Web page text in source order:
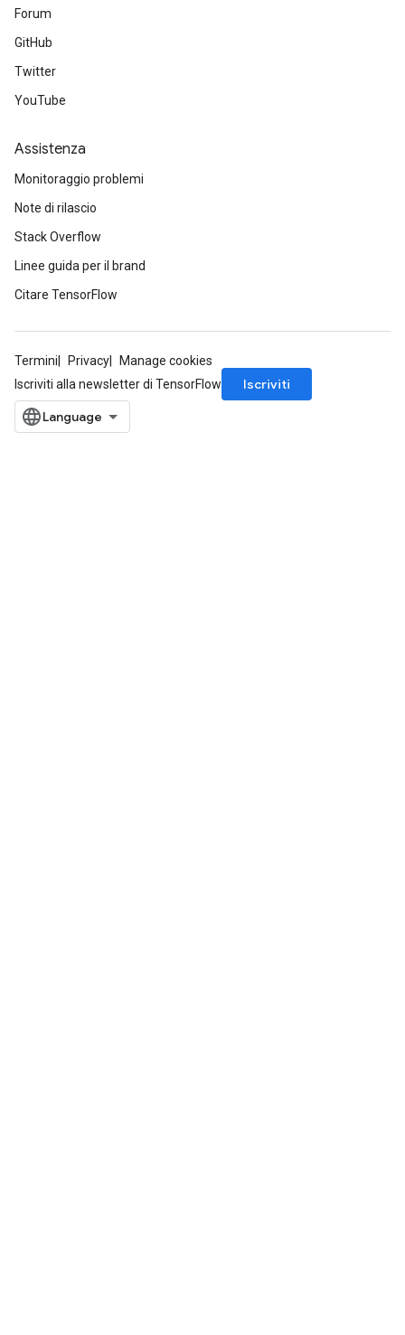
Forum
GitHub
Twitter
YouTube
Assistenza
Monitoraggio problemi
Note di rilascio
Stack Overflow
Linee guida per il brand
Citare TensorFlow
Termini Privacy
Manage cookies
Iscriviti alla newsletter di TensorFlow
Iscriviti